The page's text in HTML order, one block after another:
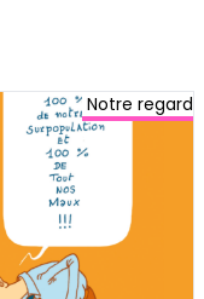
Notre regard